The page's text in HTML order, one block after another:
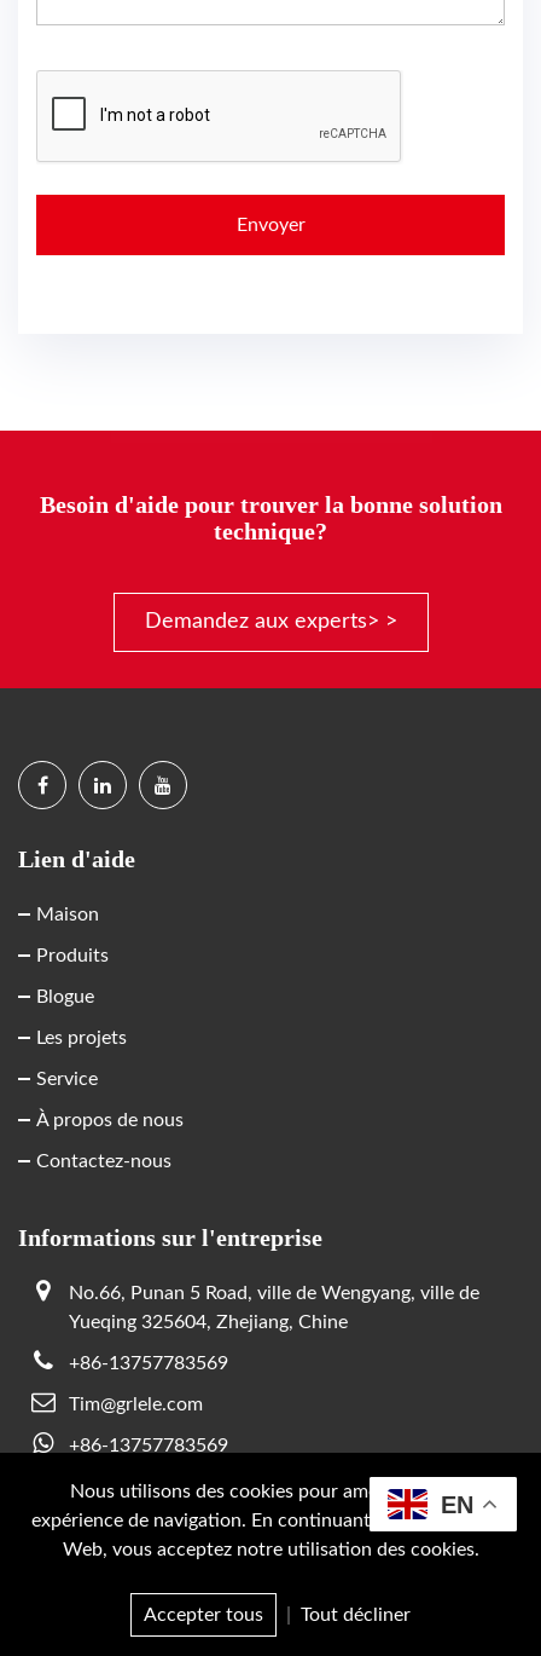
Nous utilisons des cookies pour améliorer votre
expérience de navigation. En continuant à utiliser Ce site
Web, vous acceptez notre utilisation des cookies.
Accepter tous Tout décliner
Besoin d'aide pour trouver la bonne solution
technique?
Demandez aux experts> >
Lien d'aide
Maison
Produits
Blogue
Les projets
Service
À propos de nous
Contactez-nous
Informations sur l'entreprise
No.66, Punan 5 Road, ville de Wengyang, ville de
Yueqing 325604, Zhejiang, Chine
+86-13757783569
Tim@grlele.com
+86-13757783569
Droit d'auteur © 2026 SUPPORT GRL PAR :JUNJ
EN